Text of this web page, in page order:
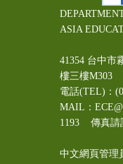
ASIA
41354 台中
樓三樓M303
電話(TEL)：
MAIL：
1193 傳真請
中文網頁管理